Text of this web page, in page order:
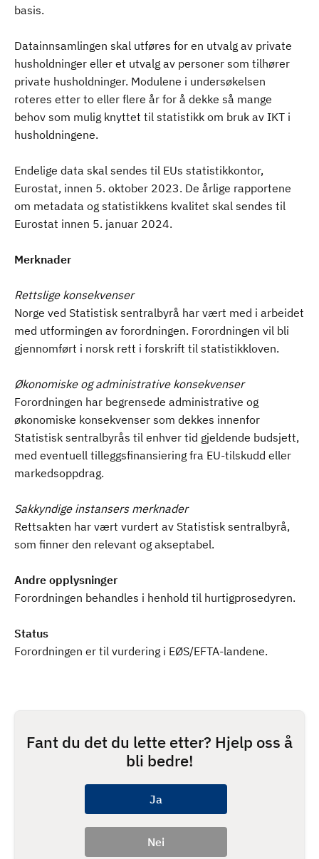
basis.
Datainnsamlingen skal utføres for en utvalg av private
husholdninger eller et utvalg av personer som tilhører
private husholdninger. Modulene i undersøkelsen
roteres etter to eller flere år for å dekke så mange
behov som mulig knyttet til statistikk om bruk av IKT i
husholdningene.
Endelige data skal sendes til EUs statistikkontor,
Eurostat, innen 5. oktober 2023. De årlige rapportene
om metadata og statistikkens kvalitet skal sendes til
Eurostat innen 5. januar 2024.
Merknader
Rettslige konsekvenser
Norge ved Statistisk sentralbyrå har vært med i arbeidet
med utformingen av forordningen. Forordningen vil bli
gjennomført i norsk rett i forskrift til statistikkloven.
Økonomiske og administrative konsekvenser
Forordningen har begrensede administrative og
økonomiske konsekvenser som dekkes innenfor
Statistisk sentralbyrås til enhver tid gjeldende budsjett,
med eventuell tilleggsfinansiering fra EU-tilskudd eller
markedsoppdrag.
Sakkyndige instansers merknader
Rettsakten har vært vurdert av Statistisk sentralbyrå,
som finner den relevant og akseptabel.
Andre opplysninger
Forordningen behandles i henhold til hurtigprosedyren.
Status
Forordningen er til vurdering i EØS/EFTA-landene.
Fant du det du lette etter? Hjelp oss å
bli bedre!